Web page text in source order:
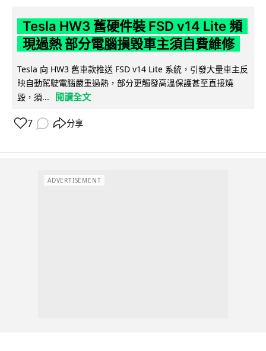
Tesla HW3 舊硬件裝 FSD v14 Lite 頻
現過熱 部分電腦損毀車主須自費維修
Tesla 向 HW3 舊車款推送 FSD v14 Lite 系統，引發大量車主反
映自動駕駛電腦嚴重過熱，部分更觸發高溫保護甚至直接燒
毀，須...
閱讀全文
7 分享
ADVERTISEMENT